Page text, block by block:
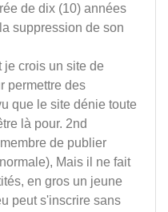
de dix (10) années
suppression de son
je crois un site de
permettre des
que le site dénie toute
là pour. 2nd
de publier
Mais il ne fait
en gros un jeune
peut s'inscrire sans